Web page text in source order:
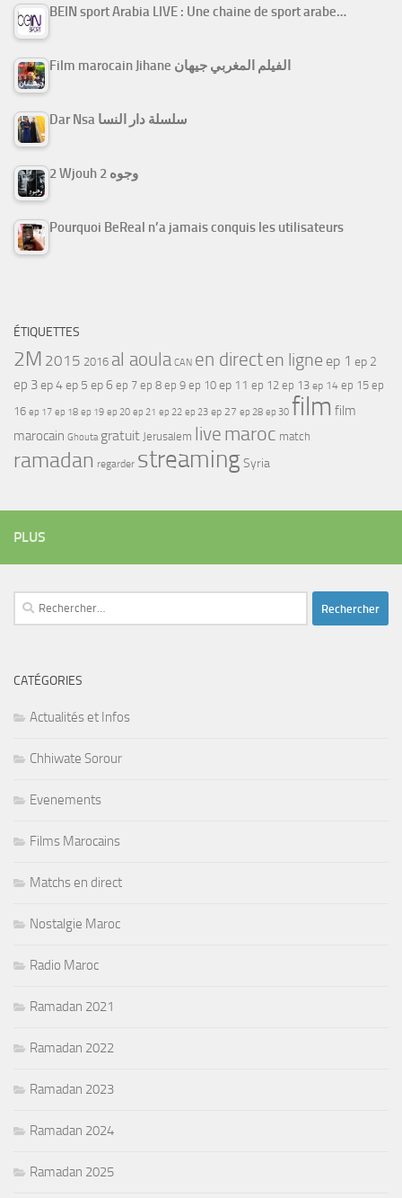
BEIN sport Arabia LIVE : Une chaine de sport arabe…
Film marocain Jihane الفيلم المغربي جيهان
Dar Nsa سلسلة دار النسا
2 Wjouh 2 وجوه
Pourquoi BeReal n’a jamais conquis les utilisateurs
ÉTIQUETTES
2M 2015 2016 al aoula CAN en directen ligne ep 1 ep 2
ep 3ep 4ep 5 ep 6 ep 7 ep 8 ep 9 ep 10 ep 11 ep 12 ep 13 ep 14 ep 15 ep
16 ep 17 ep 18 ep 19 ep 20 ep 21 ep 22 ep 23 ep 27 ep 28 ep 30 film film
marocain Ghouta gratuit Jerusalem live maroc match
ramadan regarder streamingSyria
PLUS
Rechercher :
CATÉGORIES
Actualités et Infos
Chhiwate Sorour
Evenements
Films Marocains
Matchs en direct
Nostalgie Maroc
Radio Maroc
Ramadan 2021
Ramadan 2022
Ramadan 2023
Ramadan 2024
Ramadan 2025